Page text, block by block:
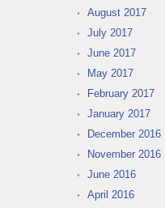
August 2017
July 2017
June 2017
May 2017
February 2017
January 2017
December 2016
November 2016
June 2016
April 2016